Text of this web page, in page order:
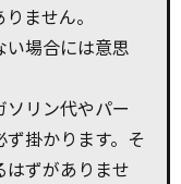
ません。
い場合には意思
リン代やパー
掛かります。そ
はずがありませ